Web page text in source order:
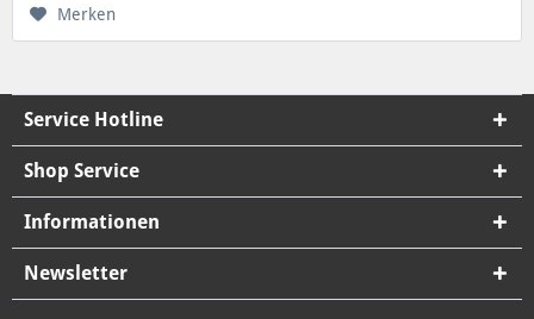
Merken
Service Hotline
Shop Service
Informationen
Newsletter